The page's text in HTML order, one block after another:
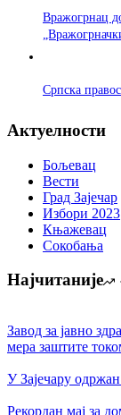
Вражогрнац
Српска
Актуелности
Бољевац
Вести
Град Зајечар
Избори 2023
Књажевац
Сокобања
Најчитаније
Завод за јавно
мера заштите
У Зајечару
Рекордан мај за